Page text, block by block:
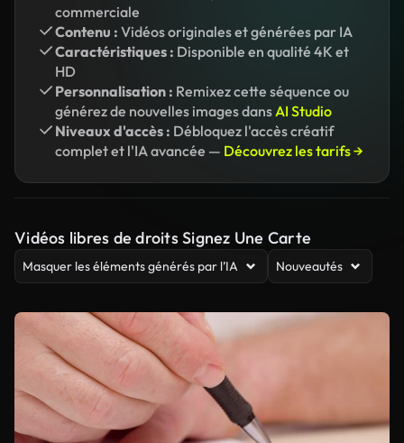
commerciale
Contenu : Vidéos originales et générées par IA
Caractéristiques : Disponible en qualité 4K et
HD
Personnalisation : Remixez cette séquence ou
générez de nouvelles images dansAI Studio
Niveaux d'accès : Débloquez l'accès créatif
complet et l'IA avancée — Découvrez les tarifs →
Vidéos libres de droits Signez Une Carte
Masquer les éléments générés par l’IA Nouveautés